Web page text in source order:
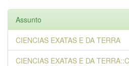
Assunto
CIENCIAS EXATAS E DA TERRA
CIENCIAS EXATAS E DA